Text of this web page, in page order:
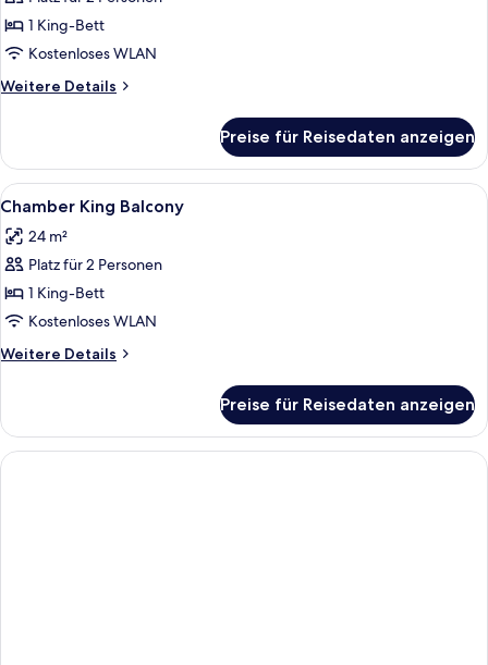
Branson
Suite
anzeigen
1 King-Bett
Kostenloses WLAN
Weitere Details
Weitere
Branson
Suite
Preise für Reisedaten anzeigen
Alle
Fotos
für
Chamber
King
Balcony
anzeigen
Ein Hotelzimmer mit Bett, Bad mit
3
Chamber King Balcony
24 m²
Platz für 2 Personen
1 King-Bett
Kostenloses WLAN
Weitere Details
Weitere
King
Balcony
Preise für Reisedaten anzeigen